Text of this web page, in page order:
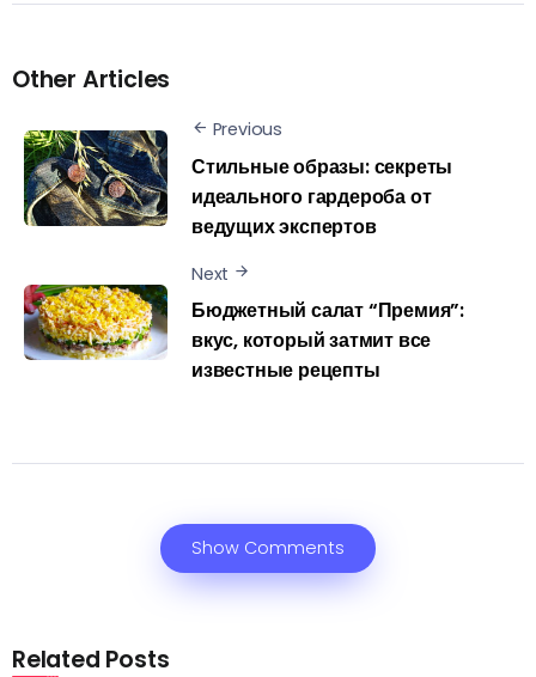
Other Articles
Previous
Стильные образы: секреты
идеального гардероба от
ведущих экспертов
Next
Бюджетный салат “Премия”:
вкус, который затмит все
известные рецепты
Show Comments
Related Posts